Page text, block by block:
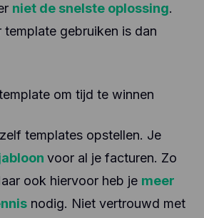
niet de snelste oplossing.
template gebruiken is dan
om tijd te winnen
templates opstellen. Je
voor al je facturen. Zo
ook hiervoor heb je meer
nodig. Niet vertrouwd met